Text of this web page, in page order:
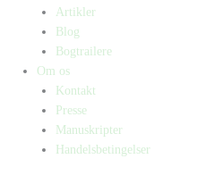
Artikler
Blog
Bogtrailere
Om os
Kontakt
Presse
Manuskripter
Handelsbetingelser